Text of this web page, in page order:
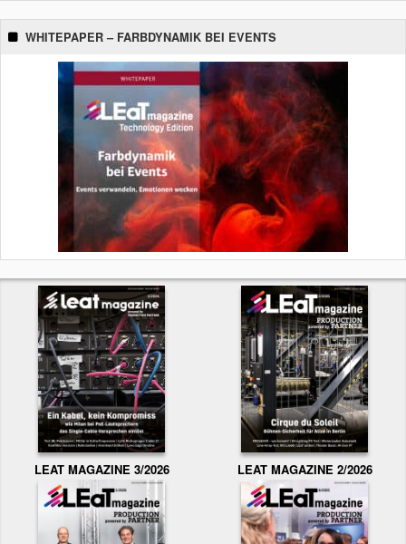
WHITEPAPER – FARBDYNAMIK BEI EVENTS
LEAT MAGAZINE 3/2026 LEAT MAGAZINE 2/2026